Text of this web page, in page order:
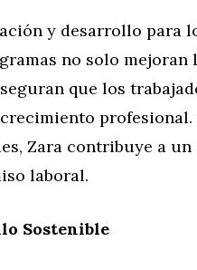
y desarrollo para
no solo mejoran
que los
profesional.
Zara contribuye a
laboral.
Sostenible